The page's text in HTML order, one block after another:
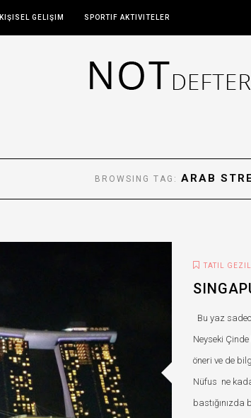
KIŞISEL GELIŞIM SPORTIF AKTIVITELER
BROWSING TAG: ARAB
TATIL
Bu yaz
Neyseki
öneri ve de
Nüfus ne